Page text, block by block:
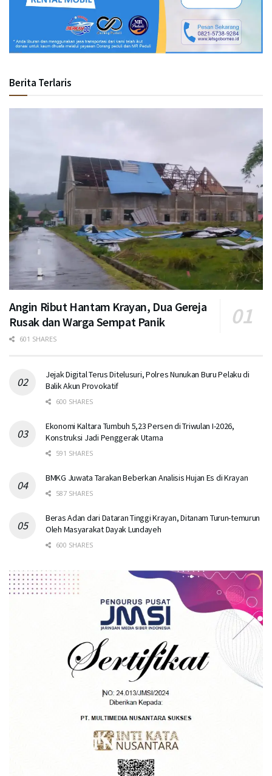
Berita Terlaris
Angin Ribut Hantam Krayan, Dua Gereja
Rusak dan Warga Sempat Panik
601 SHARES
Jejak Digital Terus Ditelusuri, Polres Nunukan Buru Pelaku di
Balik Akun Provokatif
600 SHARES
Ekonomi Kaltara Tumbuh 5,23 Persen di Triwulan I-2026,
Konstruksi Jadi Penggerak Utama
591 SHARES
BMKG Juwata Tarakan Beberkan Analisis Hujan Es di Krayan
587 SHARES
Beras Adan dari Dataran Tinggi Krayan, Ditanam Turun-temurun
Oleh Masyarakat Dayak Lundayeh
600 SHARES